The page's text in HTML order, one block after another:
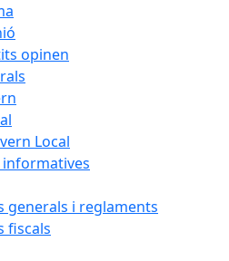
opinen
Local
informatives
generals i reglaments
fiscals